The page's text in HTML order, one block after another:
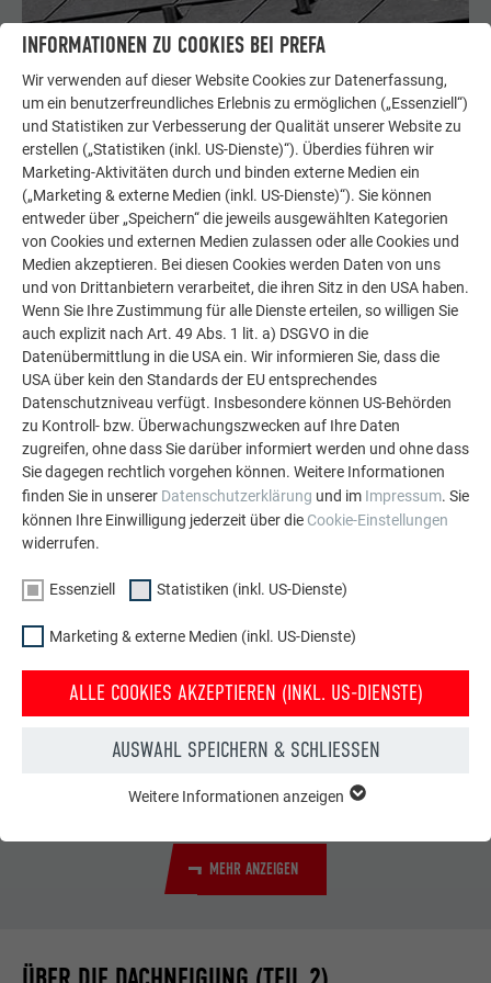
MINDESTDACHNEIGUNG BEI PREFA DACHSCHINDELN:
Ab 25° (ca. 47%) Verlegung nur auf Vollschalung
MINDESTDACHNEIGUNG BEI PREFA DACHPANEEL FX.12:
ab 17° (bis 25° nur mit Bitumentrennlage) Verlegung nur auf
MEHR ANZEIGEN
INFORMATIONEN ZU COOKIES BEI PREFA
Wir verwenden auf dieser Website Cookies zur Datenerfassung,
um ein benutzerfreundliches Erlebnis zu ermöglichen („Essenziell“)
und Statistiken zur Verbesserung der Qualität unserer Website zu
erstellen („Statistiken (inkl. US-Dienste)“). Überdies führen wir
Marketing-Aktivitäten durch und binden externe Medien ein
(„Marketing & externe Medien (inkl. US-Dienste)“). Sie können
entweder über „Speichern“ die jeweils ausgewählten Kategorien
von Cookies und externen Medien zulassen oder alle Cookies und
Medien akzeptieren. Bei diesen Cookies werden Daten von uns
und von Drittanbietern verarbeitet, die ihren Sitz in den USA haben.
Wenn Sie Ihre Zustimmung für alle Dienste erteilen, so willigen Sie
auch explizit nach Art. 49 Abs. 1 lit. a) DSGVO in die
Datenübermittlung in die USA ein. Wir informieren Sie, dass die
USA über kein den Standards der EU entsprechendes
Datenschutzniveau verfügt. Insbesondere können US-Behörden
zu Kontroll- bzw. Überwachungszwecken auf Ihre Daten
zugreifen, ohne dass Sie darüber informiert werden und ohne dass
Sie dagegen rechtlich vorgehen können. Weitere Informationen
finden Sie in unserer Datenschutzerklärung und im Impressum. Sie
können Ihre Einwilligung jederzeit über die Cookie-Einstellungen
widerrufen.
Essenziell Statistiken (inkl. US-Dienste)
Marketing & externe Medien (inkl. US-Dienste)
ALLE COOKIES AKZEPTIEREN (INKL. US-DIENSTE)
AUSWAHL SPEICHERN & SCHLIESSEN
Funktionen der Website benötigt. Dadurch ist gewährleistet,
dass die Website einwandfrei funktioniert.
Anbieter PHP
STATISTIKEN (INKL. US-DIENSTE)
Weitere Informationen anzeigen